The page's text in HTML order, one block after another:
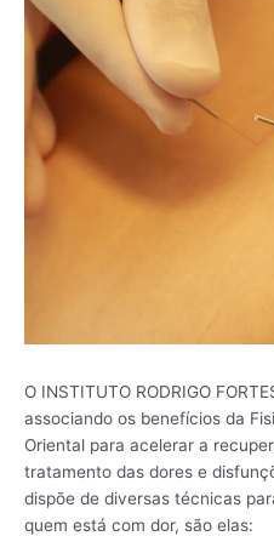
O INSTITUTO RODRIGO
associando os benefícios da
Oriental para acelerar a
tratamento das dores e
dispõe de diversas técnicas
quem está com dor, são elas: